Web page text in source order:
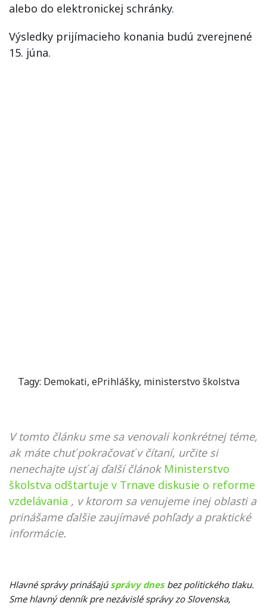
alebo do elektronickej schránky.
Výsledky prijímacieho konania budú zverejnené
15. júna.
Tagy: Demokati, ePrihlášky, ministerstvo školstva
V tomto článku sme sa venovali konkrétnej téme,
ak máte chuť pokračovať v čítaní, určite si
nenechajte ujsť aj ďalší článok Ministerstvo
školstva odštartuje v Trnave diskusie o reforme
vzdelávania , v ktorom sa venujeme inej oblasti a
prinášame ďalšie zaujímavé pohľady a praktické
informácie.
Hlavné správy prinášajú správy dnesbez politického tlaku.
Sme hlavný denník pre nezávislé správy zo Slovenska,